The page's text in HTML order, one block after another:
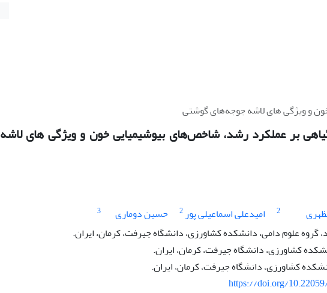
و ویژگی های لاشه جوجه‌های گوشتی
بر عملکرد رشد، شاخص‌های بیوشیمیایی خون و ویژگی های لاشه
2 امیدعلی اسماعیلی پور2 حسین دوماری
3
علوم دامی، دانشکده کشاورزی، دانشگاه جیرفت، کرمان، ایران.
کشاورزی، دانشگاه جیرفت، کرمان، ایران.
کشاورزی، دانشگاه جیرفت، کرمان، ایران.
https://doi.org/